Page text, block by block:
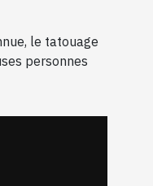
le tatouage
personnes